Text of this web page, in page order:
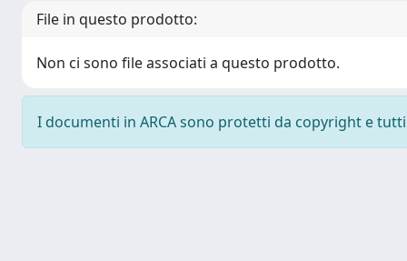
File in questo prodotto:
Non ci sono file associati a questo prodotto.
I documenti in ARCA sono protetti da copyright e